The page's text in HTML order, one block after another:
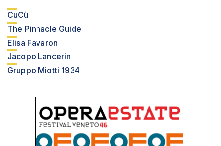
CuCù
The Pinnacle Guide
Elisa Favaron
Jacopo Lancerin
Gruppo Miotti 1934